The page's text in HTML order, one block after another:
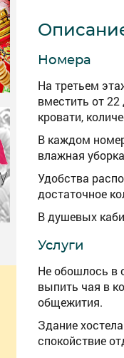
Номера
На третьем
вместить от
кровати,
В каждом
влажная
Удобства
достаточное
В душевых
Услуги
Не обошлось в
выпить чая в
общежития.
Здание
спокойствие